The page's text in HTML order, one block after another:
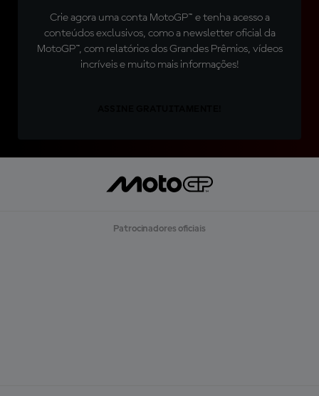
Crie agora uma conta MotoGP™ e tenha acesso a
conteúdos exclusivos, como a newsletter oficial da
MotoGP™, com relatórios dos Grandes Prêmios, vídeos
incríveis e muito mais informações!
Patrocinadores oficiais